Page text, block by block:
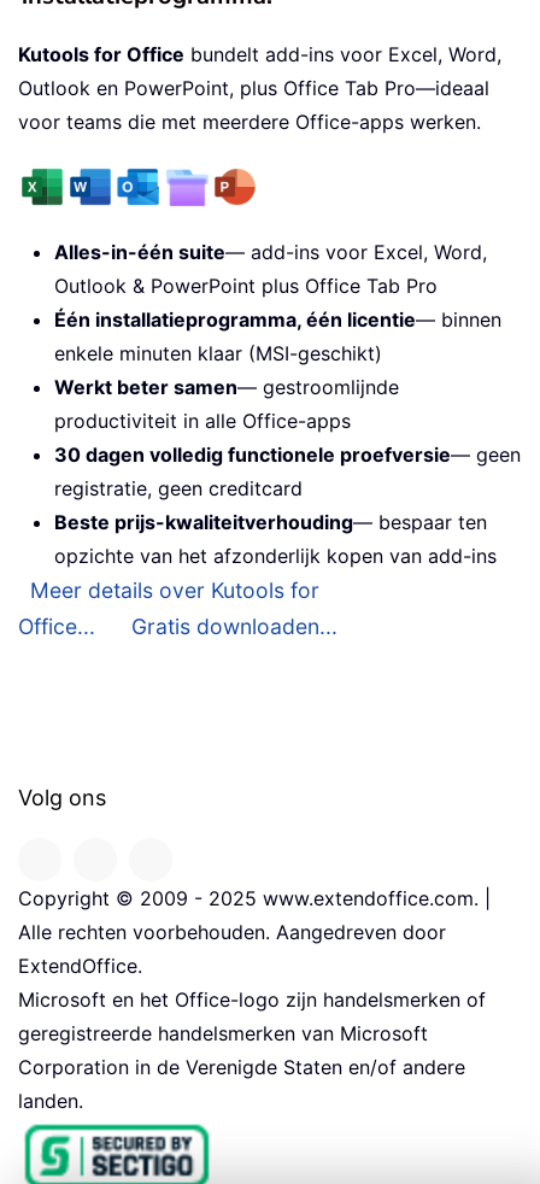
Kutools for Office bundelt add-ins voor Excel, Word,
Outlook en PowerPoint, plus Office Tab Pro—ideaal
voor teams die met meerdere Office-apps werken.
Alles-in-één suite— add-ins voor Excel, Word,
Outlook & PowerPoint plus Office Tab Pro
Één installatieprogramma, één licentie— binnen
enkele minuten klaar (MSI-geschikt)
Werkt beter samen— gestroomlijnde
productiviteit in alle Office-apps
30 dagen volledig functionele proefversie— geen
registratie, geen creditcard
Beste prijs-kwaliteitverhouding— bespaar ten
opzichte van het afzonderlijk kopen van add-ins
Meer details over Kutools for
Office...
Gratis downloaden...
Volg ons
Copyright © 2009 - 2025 www.extendoffice.com. |
Alle rechten voorbehouden. Aangedreven door
ExtendOffice.
Microsoft en het Office-logo zijn handelsmerken of
geregistreerde handelsmerken van Microsoft
Corporation in de Verenigde Staten en/of andere
landen.